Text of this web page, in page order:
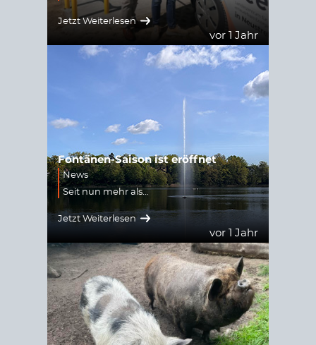
Jetzt Weiterlesen
vor 1 Jahr
Fontänen-Saison ist eröffnet
News
Seit nun mehr als…
Jetzt Weiterlesen
vor 1 Jahr